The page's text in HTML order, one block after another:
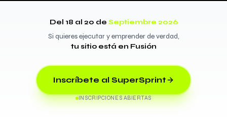
Del 18 al 20 de Septiembre 2026
Si quieres ejecutar y emprender de verdad,
tu sitio está en Fusión
Inscríbete al SuperSprint
INSCRIPCIONES ABIERTAS